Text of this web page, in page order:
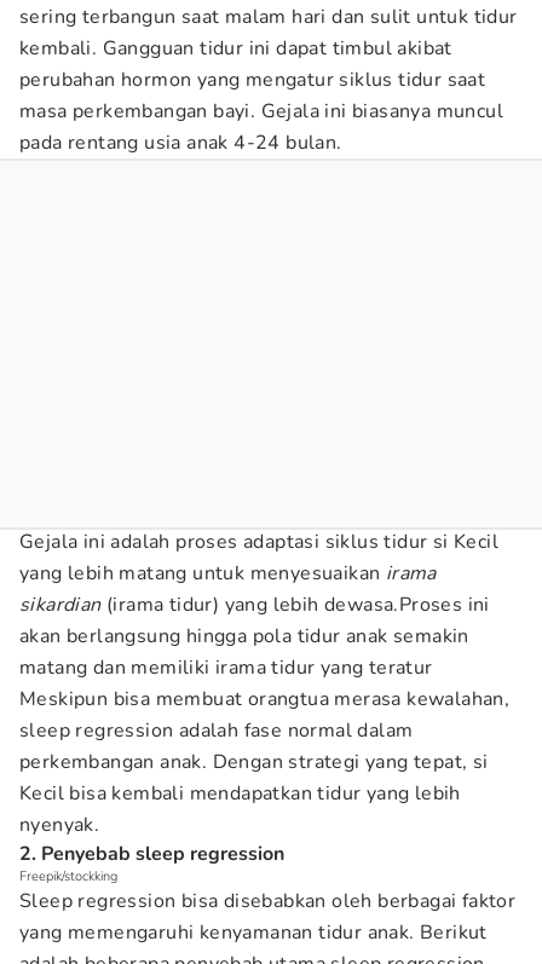
sering terbangun saat malam hari dan sulit untuk tidur
kembali. Gangguan tidur ini dapat timbul akibat
perubahan hormon yang mengatur siklus tidur saat
masa perkembangan bayi. Gejala ini biasanya muncul
pada rentang usia anak 4-24 bulan.
Gejala ini adalah proses adaptasi siklus tidur si Kecil
yang lebih matang untuk menyesuaikan irama
sikardian (irama tidur) yang lebih dewasa.Proses ini
akan berlangsung hingga pola tidur anak semakin
matang dan memiliki irama tidur yang teratur
Meskipun bisa membuat orangtua merasa kewalahan,
sleep regression adalah fase normal dalam
perkembangan anak. Dengan strategi yang tepat, si
Kecil bisa kembali mendapatkan tidur yang lebih
nyenyak.
2. Penyebab sleep regression
Freepik/stockking
Sleep regression bisa disebabkan oleh berbagai faktor
yang memengaruhi kenyamanan tidur anak. Berikut